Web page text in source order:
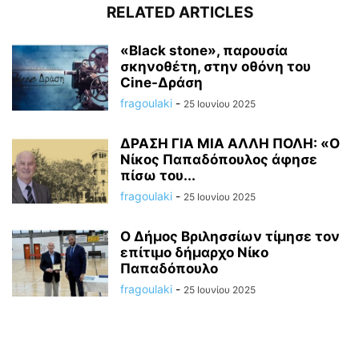
RELATED ARTICLES
«Black stone», παρουσία
σκηνοθέτη, στην οθόνη του
Cine-Δράση
fragoulaki - 25 Ιουνίου 2025
ΔΡΑΣΗ ΓΙΑ ΜΙΑ ΑΛΛΗ ΠΟΛΗ: «Ο
Νίκος Παπαδόπουλος άφησε
πίσω του...
fragoulaki - 25 Ιουνίου 2025
Ο Δήμος Βριλησσίων τίμησε τον
επίτιμο δήμαρχο Νίκο
Παπαδόπουλο
fragoulaki - 25 Ιουνίου 2025